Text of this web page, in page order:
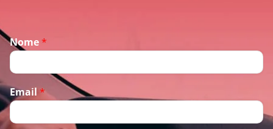
Nome *
Email *